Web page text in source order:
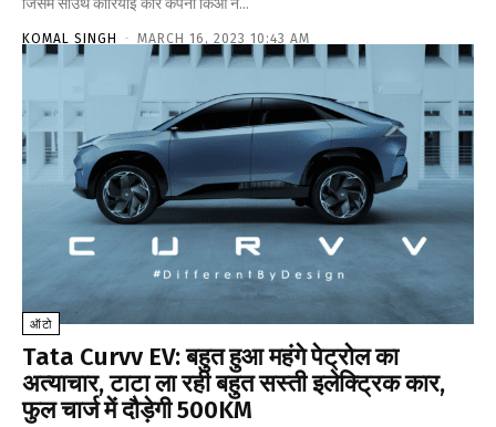
KOMAL SINGH - MARCH 16, 2023 10:43 AM
ऑटो
Tata Curvv EV: बहुत हुआ महंगे पेट्रोल का
अत्याचार, टाटा ला रही बहुत सस्ती इलेक्ट्रिक कार,
फुल चार्ज में दौड़ेगी 500KM